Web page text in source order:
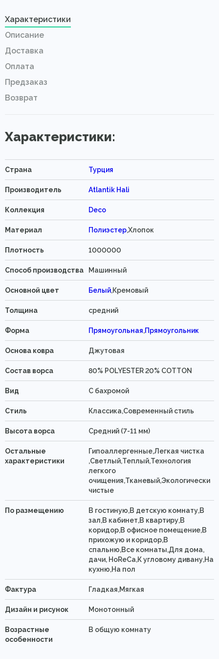
Характеристики
Описание
Доставка
Оплата
Предзаказ
Возврат
Характеристики:
Страна Турция
Производитель Atlantik Hali
Коллекция Deco
Материал Полиэстер,Хлопок
Плотность 1000000
Способ производства Машинный
Основной цвет Белый,Кремовый
Толщина средний
Форма Прямоугольная,Прямоугольник
Основа ковра Джутовая
Состав ворса 80% POLYESTER 20% COTTON
Вид C бахромой
Стиль Классика,Современный стиль
Высота ворса Средний (7-11 мм)
Остальные
характеристики
Гипоаллергенные,Легкая чистка
,Светлый,Теплый,Технология
легкого
очищения,Тканевый,Экологически
чистые
По размещению
В гостиную,В детскую комнату,В
зал,В кабинет,В квартиру,В
коридор,В офисное помещение,В
прихожую и коридор,В
спальню,Все комнаты,Для дома,
дачи, HoReCa,К угловому дивану,На
кухню,На пол
Фактура Гладкая,Мягкая
Дизайн и рисунок Монотонный
Возрастные
особенности
В общую комнату